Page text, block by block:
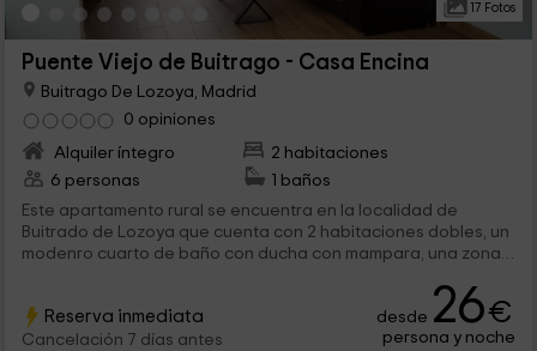
17 Fotos
Puente Viejo de Buitrago - Casa Encina
Buitrago De Lozoya, Madrid
0 opiniones
Alquiler íntegro
2 habitaciones
6 personas
1 baños
Este apartamento rural se encuentra en la localidad de
Buitrado de Lozoya que cuenta con 2 habitaciones dobles, un
modenro cuarto de baño con ducha con mampara, una zona
plana vía satélite en la sala de estar. En el exterior hay una
moderna terraza con sillas y mesa.
Reserva inmediata
Cancelación 7 días antes
desde 26€
persona y noche